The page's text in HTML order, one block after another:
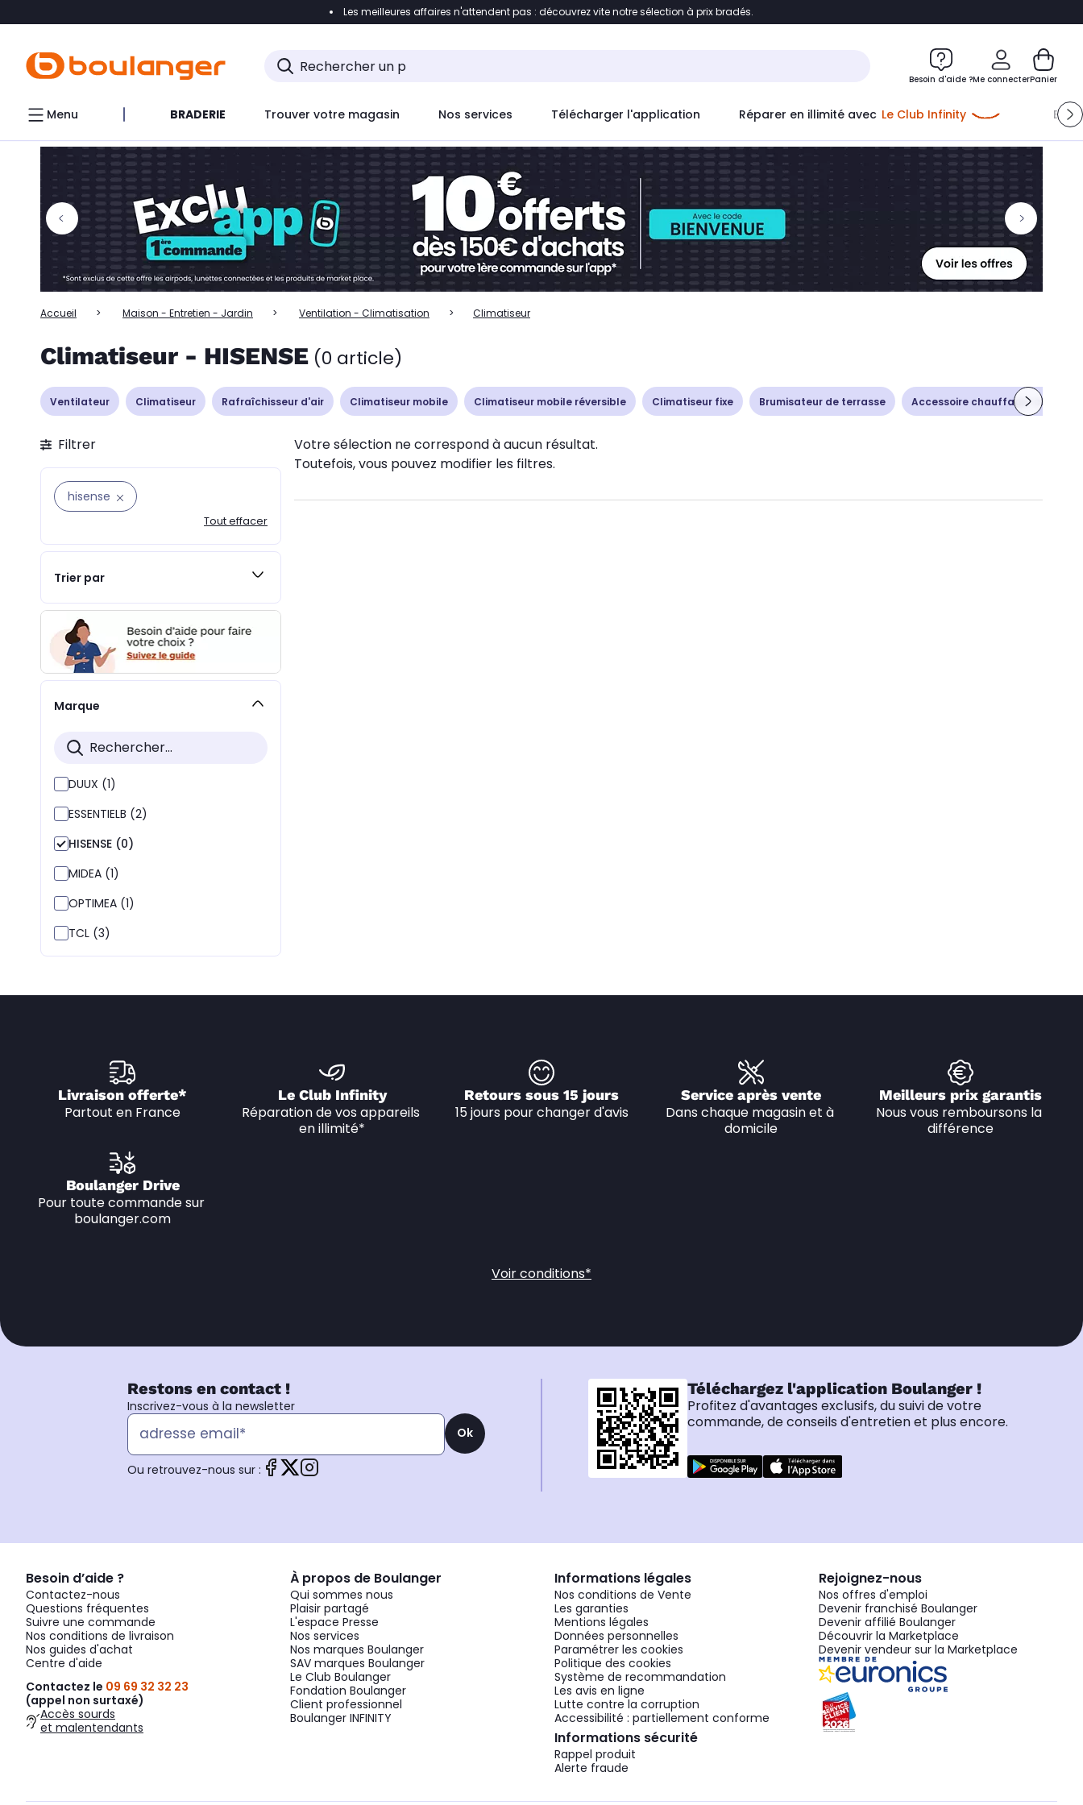
Accéder directement à la liste des produits Accéder directement au contenu
Accéder directement au chatbot
Les meilleures affaires n'attendent pas : découvrez vite notre sélection à prix bradés.
Besoin d'aide ?Me connecter
Me connecter
Nouveau clientCréer mon compte
ou me connecter avec
Panier
Menu BRADERIE Trouver votre magasin Nos services Télécharger l'application Réparer en illimité avec Le Club Infinity
Accueil Maison - Entretien - Jardin Ventilation - Climatisation Climatiseur
Climatiseur - HISENSE (0 article)
Ventilateur Climatiseur Rafraîchisseur d'air Climatiseur mobile Climatiseur mobile réversible Climatiseur fixe Brumisateur de terrasse Accessoire chauffage-
Filtrer
hisense
Tout effacer
Trier par
Marque
DUUX (1)
ESSENTIELB (2)
HISENSE (0)
MIDEA (1)
OPTIMEA (1)
TCL (3)
Votre sélection ne correspond à aucun résultat.
Toutefois, vous pouvez modifier les filtres.
Livraison offerte*
Partout en France
Le Club Infinity
Réparation de vos appareils
en illimité*
Retours sous 15 jours
15 jours pour changer d'avis
Service après vente
Dans chaque magasin et à
domicile
Meilleurs prix garantis
Nous vous remboursons la
différence
Boulanger Drive
Pour toute commande sur
boulanger.com
Voir conditions*
Restons en contact !
Inscrivez-vous à la newsletter
Ok
Ou retrouvez-nous sur :
Téléchargez l'application Boulanger !
Profitez d'avantages exclusifs, du suivi de votre
commande, de conseils d'entretien et plus encore.
Besoin d’aide ?
Contactez-nous
Questions fréquentes
Suivre une commande
Nos conditions de livraison
Nos guides d'achat
Centre d'aide
Contactez le 09 69 32 32 23
(appel non surtaxé)
Accès sourds
et malentendants
À propos de Boulanger
Qui sommes nous
Plaisir partagé
L'espace Presse
Nos services
Nos marques Boulanger
SAV marques Boulanger
Le Club Boulanger
Fondation Boulanger
Client professionnel
Boulanger INFINITY
Informations légales
Nos conditions de Vente
Les garanties
Mentions légales
Données personnelles
Paramétrer les cookies
Politique des cookies
Système de recommandation
Les avis en ligne
Lutte contre la corruption
Accessibilité : partiellement conforme
Informations sécurité
Rappel produit
Alerte fraude
Rejoignez-nous
Nos offres d'emploi
Devenir franchisé Boulanger
Devenir affilié Boulanger
Découvrir la Marketplace
Devenir vendeur sur la Marketplace